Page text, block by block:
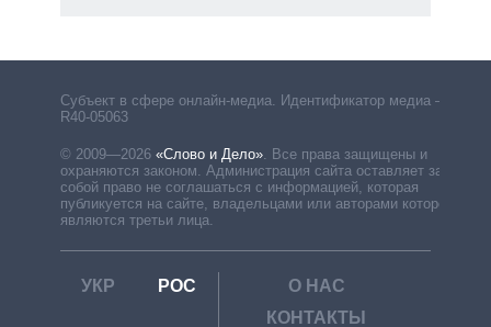
Субъект в сфере онлайн-медиа. Идентификатор медиа –
R40-05063
© 2009—2026 «Слово и Дело». Все права защищены и
охраняются законом. Администрация сайта оставляет за
собой право не соглашаться с информацией, которая
публикуется на сайте, владельцами или авторами которой
являются третьи лица.
УКР РОС
О НАС
КОНТАКТЫ